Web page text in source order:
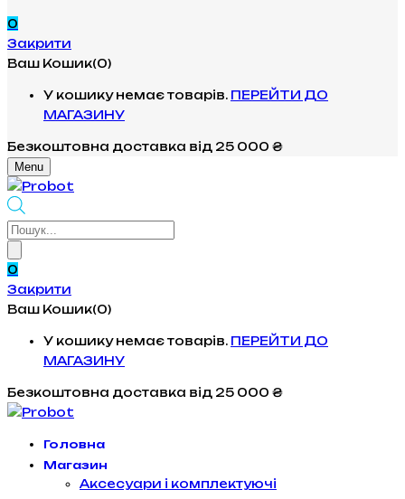
0
Закрити
Ваш Кошик(0)
У кошику немає товарів. ПЕРЕЙТИ ДО
МАГАЗИНУ
Безкоштовна доставка від 25 000 ₴
Menu
Products
0
Закрити
Ваш Кошик(0)
У кошику немає товарів. ПЕРЕЙТИ ДО
МАГАЗИНУ
Безкоштовна доставка від 25 000 ₴
Головна
Магазин
Аксесуари і комплектуючі